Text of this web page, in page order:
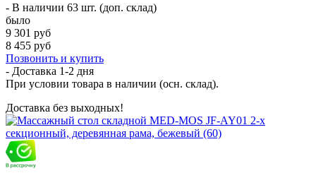
- В наличии 63 шт. (доп. склад)
было
9 301 руб
8 455 руб
Позвонить и купить
- Доставка 1-2 дня
При условии товара в наличии (осн. склад).
Доставка без выходных!